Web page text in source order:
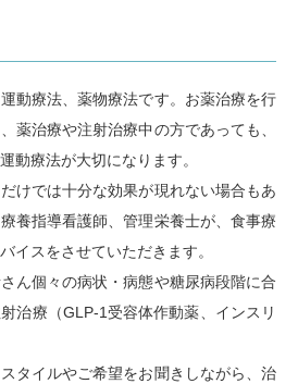
動療法、薬物療法です。お薬治療を行
薬治療や注射治療中の方であっても、
動療法が大切になります。
けでは十分な効果が現れない場合もあ
養指導看護師、管理栄養士が、食事療
イスをさせていただきます。
ん個々の病状・病態や糖尿病段階に合
治療（GLP-1受容体作動薬、インスリ
タイルやご希望をお聞きしながら、治